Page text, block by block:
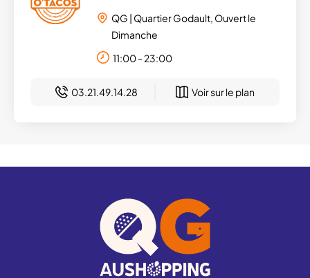
QG | Quartier Godault, Ouvert le
Dimanche
11:00 - 23:00
03.21.49.14.28 Voir sur le plan